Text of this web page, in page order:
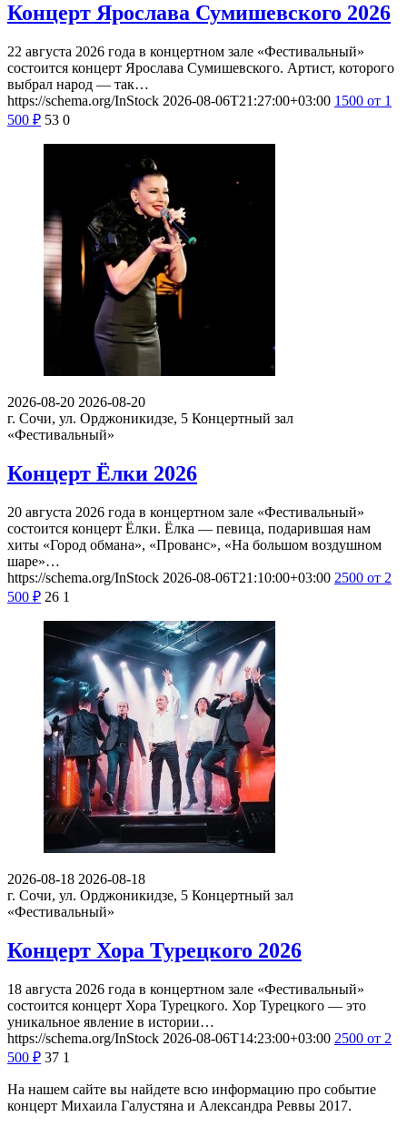
Концерт Ярослава Сумишевского 2026
22 августа 2026 года в концертном зале «Фестивальный»
состоится концерт Ярослава Сумишевского. Артист, которого
выбрал народ — так…
https://schema.org/InStock 2026-08-06T21:27:00+03:00 1500 от 1
500 ₽ 53 0
2026-08-20 2026-08-20
г. Сочи, ул. Орджоникидзе, 5 Концертный зал
«Фестивальный»
Концерт Ёлки 2026
20 августа 2026 года в концертном зале «Фестивальный»
состоится концерт Ёлки. Ёлка — певица, подарившая нам
хиты «Город обмана», «Прованс», «На большом воздушном
шаре»…
https://schema.org/InStock 2026-08-06T21:10:00+03:00 2500 от 2
500 ₽ 26 1
2026-08-18 2026-08-18
г. Сочи, ул. Орджоникидзе, 5 Концертный зал
«Фестивальный»
Концерт Хора Турецкого 2026
18 августа 2026 года в концертном зале «Фестивальный»
состоится концерт Хора Турецкого. Хор Турецкого — это
уникальное явление в истории…
https://schema.org/InStock 2026-08-06T14:23:00+03:00 2500 от 2
500 ₽ 37 1
На нашем сайте вы найдете всю информацию про событие
концерт Михаила Галустяна и Александра Реввы 2017.